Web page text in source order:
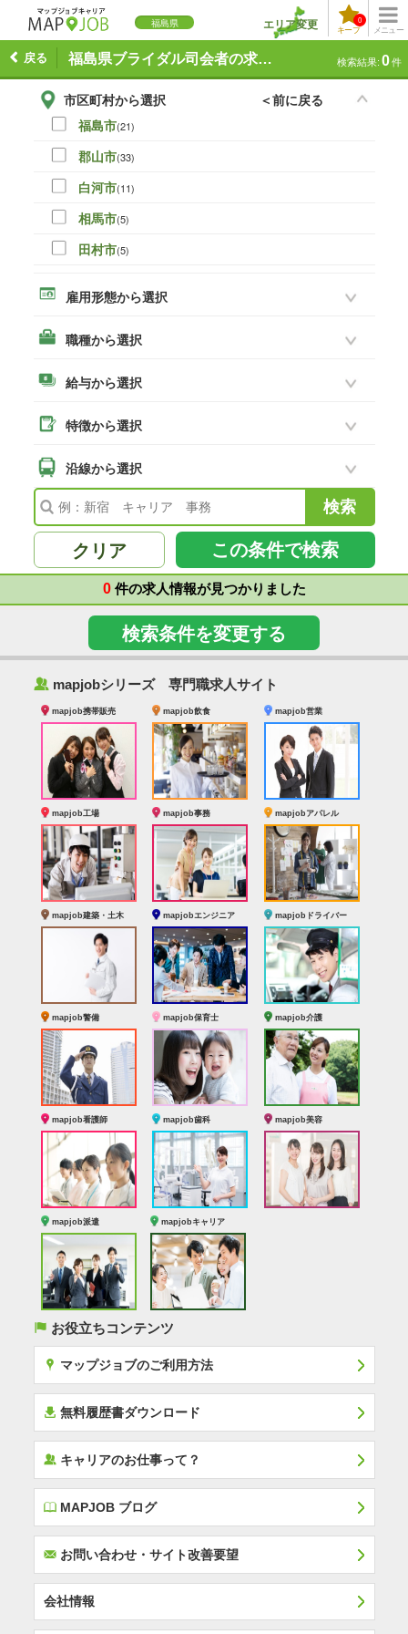
福島県
メニュー
キープ
0
エリア変更
福島県ブライダル司会者の求人一覧
戻る 検索結果: 0件
市区町村から選択
＜前に戻る
福島市(21)
郡山市(33)
白河市(11)
相馬市(5)
田村市(5)
いわき市(19)
須賀川市(14)
二本松市(8)
南相馬市(2)
会津若松市
福島県その他(41)
雇用形態から選択
職種から選択
給与から選択
特徴から選択
沿線から選択
クリア この条件で検索
0件の求人情報が見つかりました
検索条件を変更する
‰ mapjobシリーズ 専門職求人サイト
mapjob携帯販売 mapjob飲食 mapjob営業
mapjob工場 mapjob事務 mapjobアパレル
mapjob建築・土木 mapjobエンジニア mapjobドライバー
mapjob警備 mapjob保育士 mapjob介護
mapjob看護師 mapjob歯科 mapjob美容
mapjob派遣 mapjobキャリア
( お役立ちコンテンツ
x マップジョブのご利用方法
í 無料履歴書ダウンロード
‰キャリアのお仕事って？
EMAPJOB ブログ
Fお問い合わせ・サイト改善要望
会社情報